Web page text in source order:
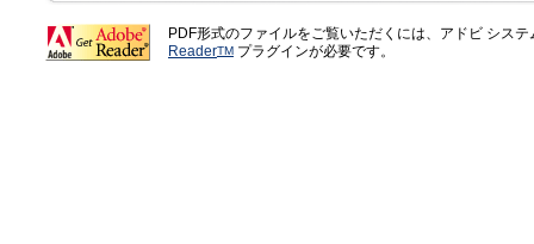
PDF形式のファイルをご覧いただくには、アドビ シス
ReaderTM プラグインが必要です。